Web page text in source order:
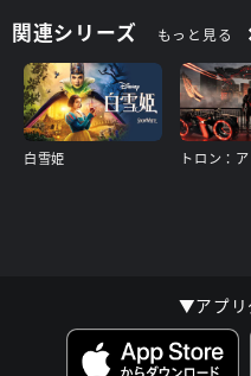
関連シリーズ もっと見る
白雪姫 トロン：
▼アプリ